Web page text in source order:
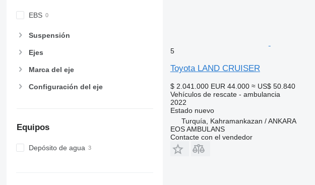
EBS
Suspensión
Ejes
Marca del eje
Configuración del eje
Equipos
Depósito de agua
5
Toyota LAND CRUISER
$ 2.041.000 EUR 44.000 ≈ US$ 50.840
Vehículos de rescate - ambulancia
2022
Estadonuevo
Turquía, Kahramankazan / ANKARA
EOS AMBULANS
Contacte con el vendedor